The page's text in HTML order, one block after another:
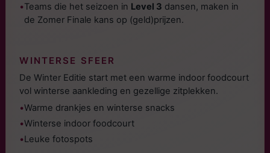
•Teams die het seizoen in Level 3 dansen, maken in
de Zomer Finale kans op (geld)prijzen.
WINTERSE SFEER
De Winter Editie start met een warme indoor foodcourt
vol winterse aankleding en gezellige zitplekken.
•Warme drankjes en winterse snacks
•Winterse indoor foodcourt
•Leuke fotospots